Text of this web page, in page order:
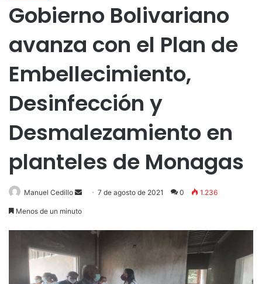
Gobierno Bolivariano
avanza con el Plan de
Embellecimiento,
Desinfección y
Desmalezamiento en
planteles de Monagas
Manuel Cedillo
Send7 de agosto de 2021 0 1.236
Menos de un minuto